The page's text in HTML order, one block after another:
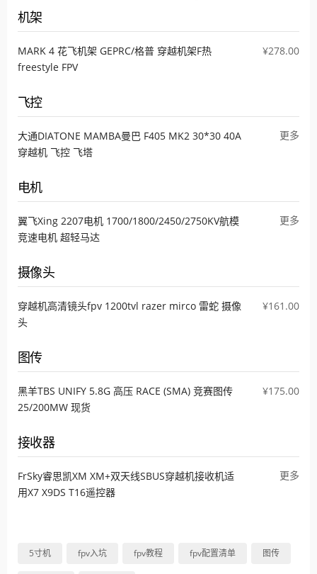
机架
MARK 4 花飞机架 GEPRC/格普 穿越机架F热
freestyle FPV
¥278.00
飞控
大通DIATONE MAMBA曼巴 F405 MK2 30*30 40A
穿越机 飞控 飞塔
更多
电机
翼飞Xing 2207电机 1700/1800/2450/2750KV航模
竞速电机 超轻马达
更多
摄像头
穿越机高清镜头fpv 1200tvl razer mirco 雷蛇 摄像
头
¥161.00
图传
黑羊TBS UNIFY 5.8G 高压 RACE (SMA) 竞赛图传
25/200MW 现货
¥175.00
接收器
FrSky睿思凯XM XM+双天线SBUS穿越机接收机适
用X7 X9DS T16遥控器
更多
5寸机 fpv入坑 fpv教程 fpv配置清单 图传